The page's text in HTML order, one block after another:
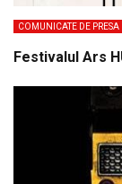
COMUNICATE DE PRESA
Festivalul Ars